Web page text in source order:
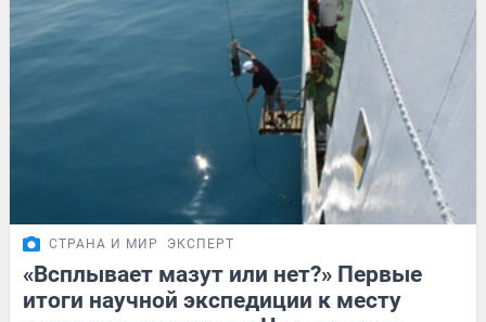
СТРАНА И МИР ЭКСПЕРТ
«Всплывает мазут или нет?» Первые
итоги научной экспедиции к месту